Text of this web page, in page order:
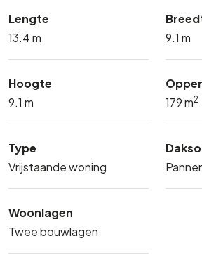
Lengte
13.4 m
9.1 m
Hoogte
9.1 m
179 m2
Type
Vrijstaande woning
Woonlagen
Twee bouwlagen